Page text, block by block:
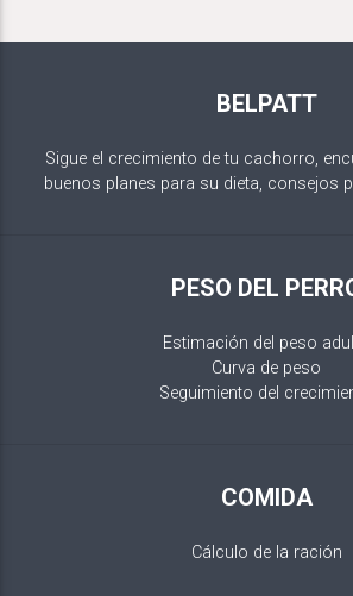
BELPATT
Sigue el crecimiento de tu cachorro,
buenos planes para su dieta, consejos
PESO DEL
Estimación del peso
Curva de peso
Seguimiento del
COMIDA
Cálculo de la ración